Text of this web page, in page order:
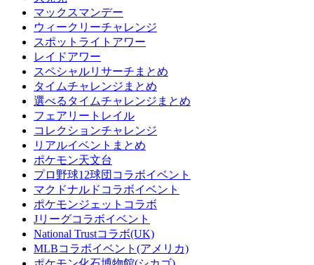
マックスマンデー
ウィークリーチャレンジ
スポットライトアワー
レイドアワー
スペシャルリサーチまとめ
タイムチャレンジまとめ
選べるタイムチャレンジまとめ
フェアリートレイル
コレクションチャレンジ
リアルイベントまとめ
ポケモン天文台
プロ野球12球団コラボイベント
マクドナルドコラボイベント
ポケモンジェットコラボ
Jリーグコラボイベント
National Trustコラボ(UK)
MLBコラボイベント(アメリカ)